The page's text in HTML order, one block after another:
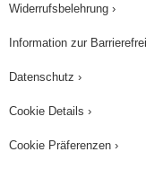
Widerrufsbelehrung ›
Information zur
Datenschutz ›
Cookie Details ›
Cookie Präferenzen ›